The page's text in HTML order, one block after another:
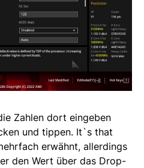
Zahlen dort eingeben
und tippen. It`s that
erwähnt, allerdings
den Wert über das Drop-